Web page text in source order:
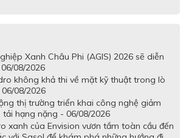
Xanh Châu Phi (AGIS) 2026 sẽ diễn
08/2026
không khả thi về mặt kỹ thuật trong lò
08/2026
thị trường triển khai công nghệ giảm
hạng nặng - 06/08/2026
xanh của Envision vươn tầm toàn cầu đến